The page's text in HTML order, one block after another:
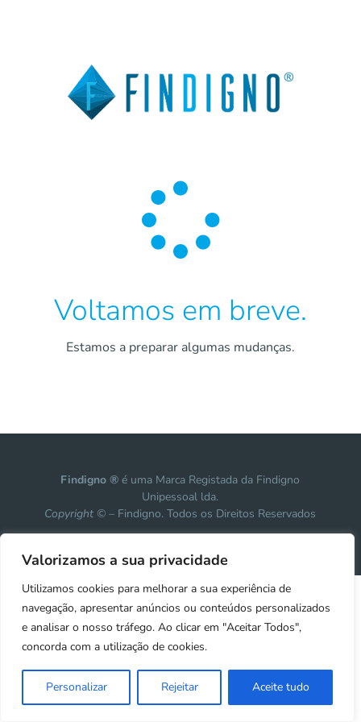
Valorizamos a sua privacidade
Utilizamos cookies para melhorar a sua experiência de
navegação, apresentar anúncios ou conteúdos personalizados
e analisar o nosso tráfego. Ao clicar em "Aceitar Todos",
concorda com a utilização de cookies.
Personalizar Rejeitar Aceite tudo

Voltamos em breve.
Estamos a preparar algumas mudanças.
Findigno ® é uma Marca Registada da Findigno
Unipessoal lda.
Copyright © – Findigno. Todos os Direitos Reservados